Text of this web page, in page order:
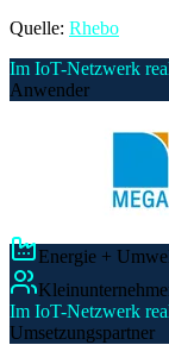
Quelle: Rhebo
Im IoT-Netzwerk
Anwender
Energie +
Im IoT-Netzwerk
Umsetzungspartner